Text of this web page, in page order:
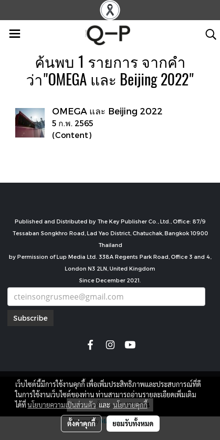
ค้นพบ 1 รายการ จากคำ
ว่า"OMEGA และ Beijing 2022"
OMEGA และ Beijing 2022
5 ก.พ. 2565
(Content)
Published and Distributed by The Key Publisher Co., Ltd., Office: 87/9
Tessaban Songkhro Road, Lad Yao District, Chatuchak, Bangkok 10900
Thailand
by Permission of Lup Media Ltd. 338A Regents Park Road, Office 3 and 4,
London N3 2LN, United Kingdom
Since December 2021.
Subscribe
copyright by
ผู้เข้าชมทั้งหมด7,671,744
Powered by MakeWebEasy.com
เว็บไซต์นี้มีการใช้งานคุกกี้ เพื่อเพิ่มประสิทธิภาพและประสบการณ์ที่ดี
ในการใช้งานเว็บไซต์ของท่าน ท่านสามารถอ่านรายละเอียดเพิ่มเติม
ได้ที่นโยบายความเป็นส่วนตัวและนโยบายคุกกี้
ตั้งค่าคุกกี้ ยอมรับทั้งหมด